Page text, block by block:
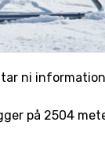
ni
på 2504